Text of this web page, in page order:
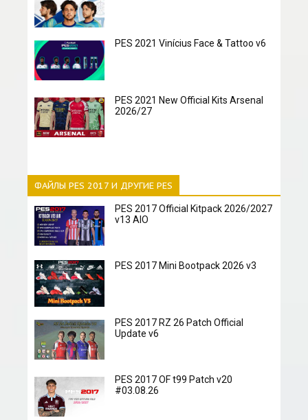
PES 2021 Vinícius Face & Tattoo v6
PES 2021 New Official Kits Arsenal
2026/27
ФАЙЛЫ PES 2017 И ДРУГИЕ PES
PES 2017 Official Kitpack 2026/2027
v13 AIO
PES 2017 Mini Bootpack 2026 v3
PES 2017 RZ 26 Patch Official
Update v6
PES 2017 OF t99 Patch v20
#03.08.26